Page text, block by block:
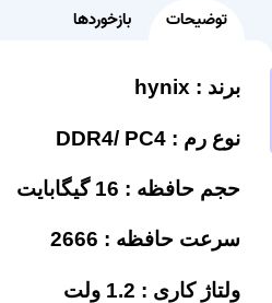
توضیحات بازخوردها
برند : hynix
نوع رم : DDR4/ PC4
حجم حافظه : 16 گیگابایت
سرعت حافظه : 2666
ولتاژ کاری : 1.2 ولت